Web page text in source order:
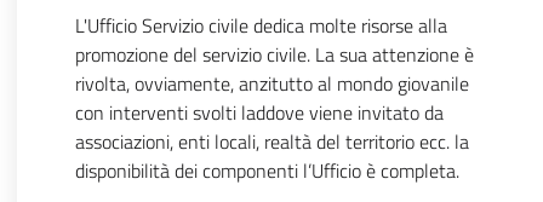
L'Ufficio Servizio civile dedica molte risorse alla
promozione del servizio civile. La sua attenzione è
rivolta, ovviamente, anzitutto al mondo giovanile
con interventi svolti laddove viene invitato da
associazioni, enti locali, realtà del territorio ecc. la
disponibilità dei componenti l’Ufficio è completa.